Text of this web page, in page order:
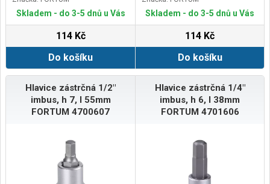
Skladem - do 3-5 dnů u Vás
114 Kč
Do košíku
Skladem - do 3-5 dnů u Vás
114 Kč
Do košíku
Hlavice zástrčná 1/2"
imbus, h 7, l 55mm
FORTUM 4700607
Hlavice zástrčná 1/4"
imbus, h 6, l 38mm
FORTUM 4701606